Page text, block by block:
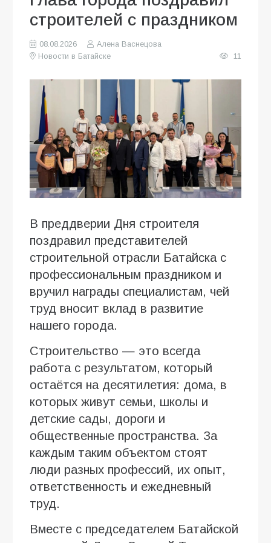
строителей с праздником
08.08.2026
Алена Васнецова
Новости в Батайске
11
В преддверии Дня строителя
поздравил представителей
строительной отрасли Батайска с
профессиональным праздником и
вручил награды специалистам, чей
труд вносит вклад в развитие
нашего города.
Строительство — это всегда
работа с результатом, который
остаётся на десятилетия: дома, в
которых живут семьи, школы и
детские сады, дороги и
общественные пространства. За
каждым таким объектом стоят
люди разных профессий, их опыт,
ответственность и ежедневный
труд.
Вместе с председателем Батайской